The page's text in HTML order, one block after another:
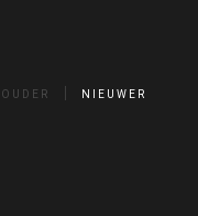
OUDER NIEUWER